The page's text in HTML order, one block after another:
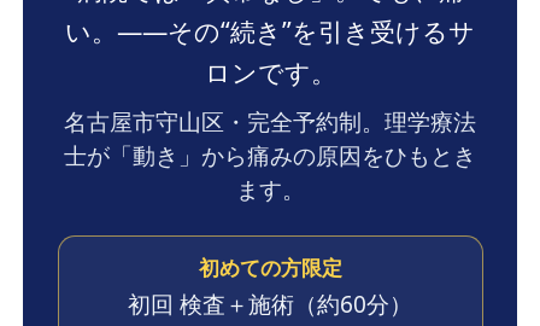
い。——その“続き”を引き受けるサ
ロンです。
名古屋市守山区・完全予約制。理学療法
士が「動き」から痛みの原因をひもとき
ます。
初めての方限定
初回 検査＋施術 （約60分）